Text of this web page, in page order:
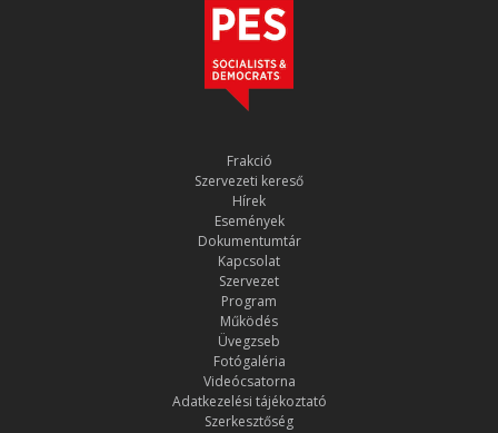
Frakció
Szervezeti kereső
Hírek
Események
Dokumentumtár
Kapcsolat
Szervezet
Program
Működés
Üvegzseb
Fotógaléria
Videócsatorna
Adatkezelési tájékoztató
Szerkesztőség